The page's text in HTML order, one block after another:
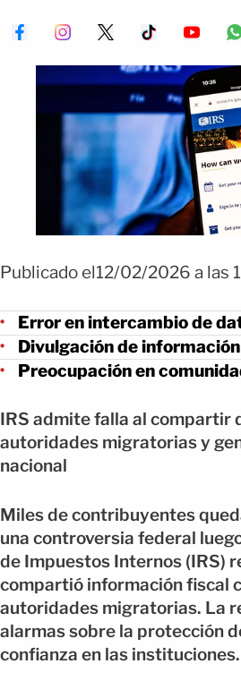
Publicado el12/02/2026 a las
Error en intercambio de
Divulgación de
Preocupación en
IRS admite falla al compartir
autoridades migratorias y
nacional
Miles de contribuyentes
una controversia federal
de Impuestos Internos (IRS)
compartió información fiscal
autoridades migratorias. La
alarmas sobre la protección
confianza en las instituciones.